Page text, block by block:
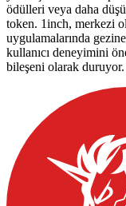
ödülleri veya daha
token. 1inch, merkezi
uygulamalarında
kullanıcı deneyimini
bileşeni olarak duruyor.